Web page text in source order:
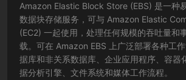
Amazon Elastic Block Store (EBS) 是一种
数据块存储服务，可与 Amazon Elastic
(EC2) 一起使用，处理任何规模的吞吐量和
载。可在 Amazon EBS 上广泛部署各种工作
据库和非关系数据库、企业应用程序、容器
据分析引擎、文件系统和媒体工作流程。